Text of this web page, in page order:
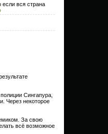
вся страна
Сингапура,
Через некоторое
За свою
всё возможное